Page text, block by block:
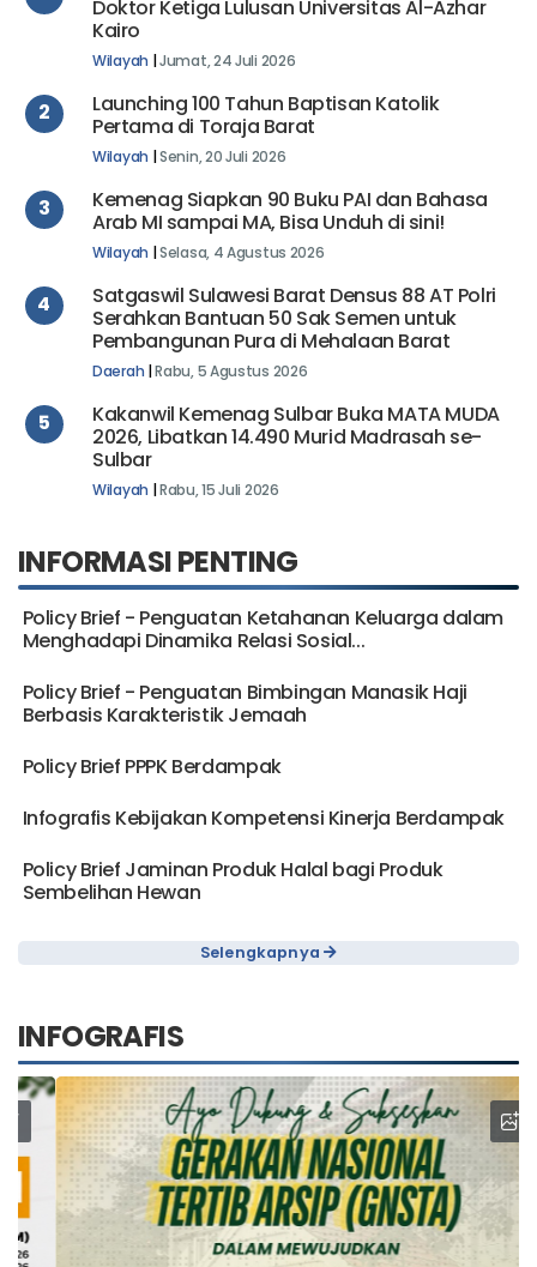
Doktor Ketiga Lulusan Universitas Al-Azhar
Kairo
Wilayah |Jumat, 24 Juli 2026
2
Launching 100 Tahun Baptisan Katolik
Pertama di Toraja Barat
Wilayah |Senin, 20 Juli 2026
3
Kemenag Siapkan 90 Buku PAI dan Bahasa
Arab MI sampai MA, Bisa Unduh di sini!
Wilayah |Selasa, 4 Agustus 2026
4
Satgaswil Sulawesi Barat Densus 88 AT Polri
Serahkan Bantuan 50 Sak Semen untuk
Pembangunan Pura di Mehalaan Barat
Daerah |Rabu, 5 Agustus 2026
5
Kakanwil Kemenag Sulbar Buka MATA MUDA
2026, Libatkan 14.490 Murid Madrasah se-
Sulbar
Wilayah |Rabu, 15 Juli 2026
INFORMASI PENTING
Policy Brief - Penguatan Ketahanan Keluarga dalam
Menghadapi Dinamika Relasi Sosial...
Policy Brief - Penguatan Bimbingan Manasik Haji
Berbasis Karakteristik Jemaah
Policy Brief PPPK Berdampak
Infografis Kebijakan Kompetensi Kinerja Berdampak
Policy Brief Jaminan Produk Halal bagi Produk
Sembelihan Hewan
Selengkapnya
INFOGRAFIS